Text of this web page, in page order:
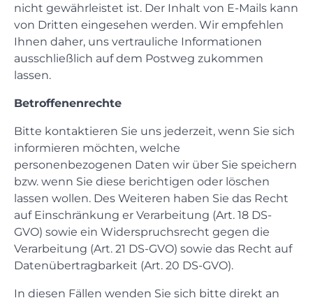
nicht gewährleistet ist. Der Inhalt von E-Mails kann
von Dritten eingesehen werden. Wir empfehlen
Ihnen daher, uns vertrauliche Informationen
ausschließlich auf dem Postweg zukommen
lassen.
Betroffenenrechte
Bitte kontaktieren Sie uns jederzeit, wenn Sie sich
informieren möchten, welche
personenbezogenen Daten wir über Sie speichern
bzw. wenn Sie diese berichtigen oder löschen
lassen wollen. Des Weiteren haben Sie das Recht
auf Einschränkung er Verarbeitung (Art. 18 DS-
GVO) sowie ein Widerspruchsrecht gegen die
Verarbeitung (Art. 21 DS-GVO) sowie das Recht auf
Datenübertragbarkeit (Art. 20 DS-GVO).
In diesen Fällen wenden Sie sich bitte direkt an